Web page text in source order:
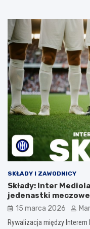
SKŁADY I ZAWODNICY
Składy: Inter
jedenastki meczowe
15 marca 2026
Rywalizacja między